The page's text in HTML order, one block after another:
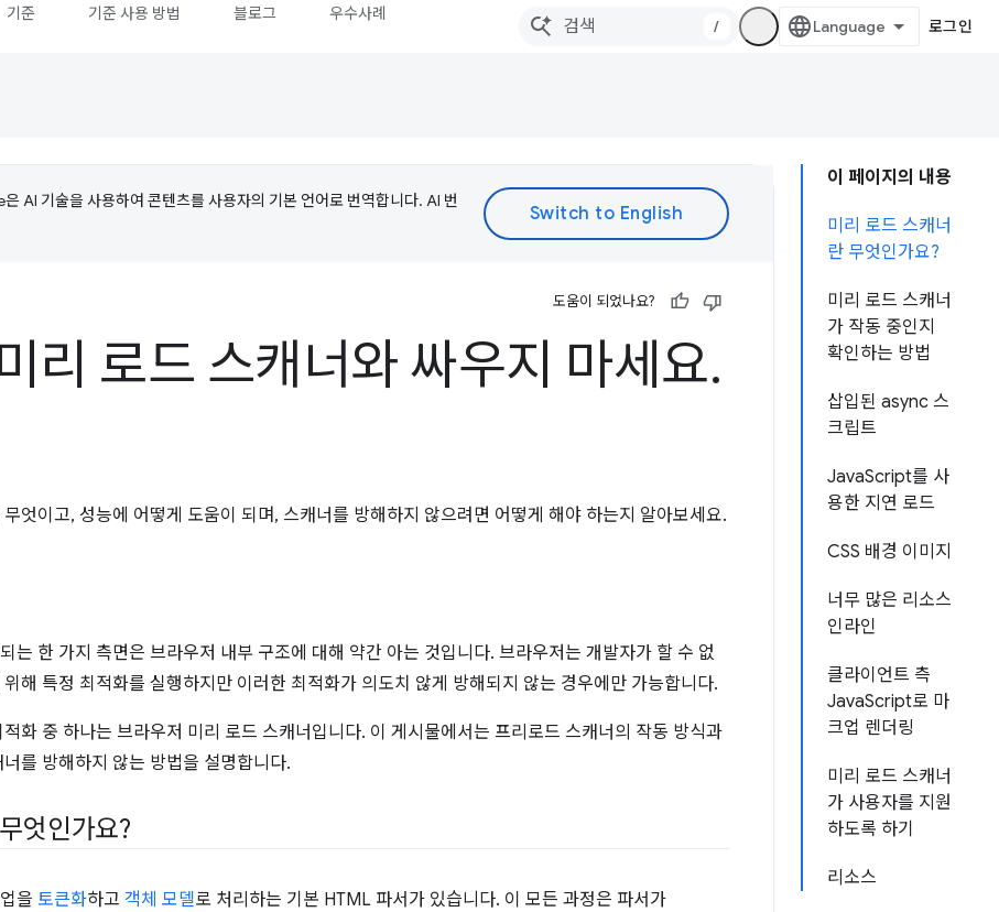
기준 기준 사용 방법 블로그 우수사례
/ 로그인
이 페이지의 내용
미리 로드 스캐너
란 무엇인가요?
미리 로드 스캐너
가 작동 중인지
확인하는 방법
삽입된 async 스
크립트
JavaScript를 사
용한 지연 로드
CSS 배경 이미지
너무 많은 리소스
인라인
클라이언트 측
JavaScript로 마
크업 렌더링
미리 로드 스캐너
가 사용자를 지원
하도록 하기
리소스
AI 기술을 사용하여 콘텐츠를 사용자의 기본 언어로 번역합니다. AI 번
도움이 되었나요?
리 로드 스캐너와 싸우지 마세요.
엇이고, 성능에 어떻게 도움이 되며, 스캐너를 방해하지 않으려면 어떻게 해야 하는지 알아보세요.
는 한 가지 측면은 브라우저 내부 구조에 대해 약간 아는 것입니다. 브라우저는 개발자가 할 수 없
해 특정 최적화를 실행하지만 이러한 최적화가 의도치 않게 방해되지 않는 경우에만 가능합니다.
화 중 하나는 브라우저 미리 로드 스캐너입니다. 이 게시물에서는 프리로드 스캐너의 작동 방식과
를 방해하지 않는 방법을 설명합니다.
엇인가요?
을 토큰화하고 객체 모델로 처리하는 기본 HTML 파서가 있습니다. 이 모든 과정은 파서가